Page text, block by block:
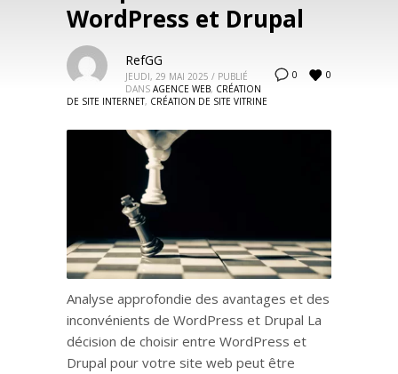
WordPress et Drupal
0 0
RefGG
JEUDI, 29 MAI 2025 / PUBLIÉ
DANS AGENCE WEB, CRÉATION
DE SITE INTERNET, CRÉATION DE SITE VITRINE
Analyse approfondie des avantages et des
inconvénients de WordPress et Drupal La
décision de choisir entre WordPress et
Drupal pour votre site web peut être